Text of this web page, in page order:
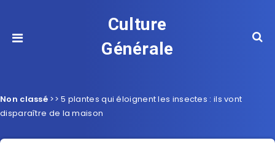
Culture
Générale
Non classé >>5 plantes qui éloignent les insectes : ils vont
disparaître de la maison